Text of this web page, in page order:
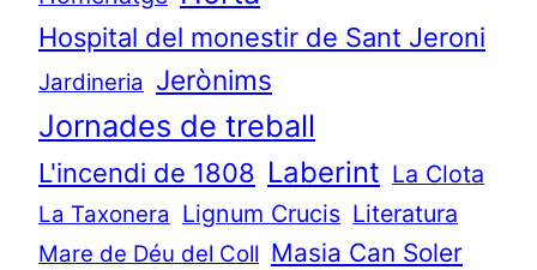
Hospital del monestir de Sant Jeroni
Jardineria Jerònims
Jornades de treball
L'incendi de 1808 Laberint La Clota
La Taxonera Lignum Crucis Literatura
Mare de Déu del Coll Masia Can Soler